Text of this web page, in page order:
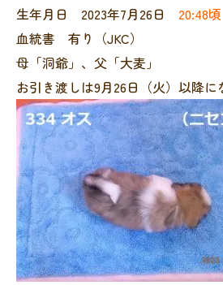
生年月日 2023年7月26日 20:48頃
血統書 有り（JKC）
母「洞爺」、父「大麦」
お引き渡しは9月26日（火）以降に